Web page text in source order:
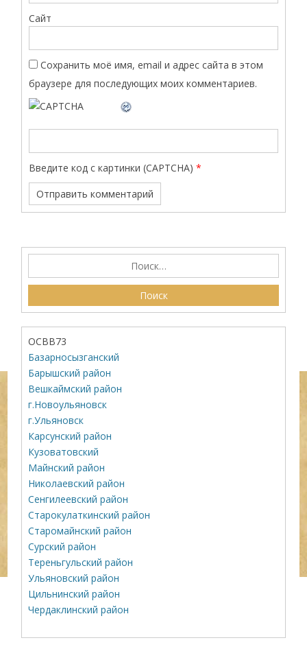
Сайт
Сохранить моё имя, email и адрес сайта в этом
браузере для последующих моих комментариев.
Введите код с картинки (CAPTCHA) *
ОСВВ73
Базарносызганский
Барышский район
Вешкаймский район
г.Новоульяновск
г.Ульяновск
Карсунский район
Кузоватовский
Майнский район
Николаевский район
Сенгилеевский район
Старокулаткинский район
Старомайнский район
Сурский район
Тереньгульский район
Ульяновский район
Цильнинский район
Чердаклинский район